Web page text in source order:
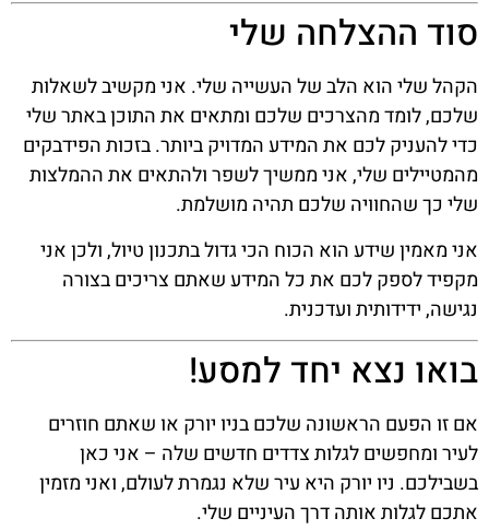
סוד ההצלחה שלי
הקהל שלי הוא הלב של העשייה שלי. אני מקשיב לשאלות
שלכם, לומד מהצרכים שלכם ומתאים את התוכן באתר שלי
כדי להעניק לכם את המידע המדויק ביותר. בזכות הפידבקים
מהמטיילים שלי, אני ממשיך לשפר ולהתאים את ההמלצות
שלי כך שהחוויה שלכם תהיה מושלמת.
אני מאמין שידע הוא הכוח הכי גדול בתכנון טיול, ולכן אני
מקפיד לספק לכם את כל המידע שאתם צריכים בצורה
נגישה, ידידותית ועדכנית.
בואו נצא יחד למסע!
אם זו הפעם הראשונה שלכם בניו יורק או שאתם חוזרים
לעיר ומחפשים לגלות צדדים חדשים שלה – אני כאן
בשבילכם. ניו יורק היא עיר שלא נגמרת לעולם, ואני מזמין
אתכם לגלות אותה דרך העיניים שלי.